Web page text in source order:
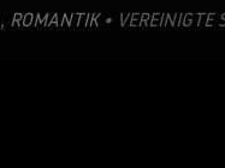
, ROMANTIK• VEREINIGTE